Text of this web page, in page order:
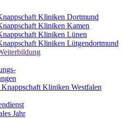
Kliniken Dortmund
Kliniken Kamen
Kliniken Lünen
Kliniken Lütgendortmund
Kliniken Westfalen
Jahr